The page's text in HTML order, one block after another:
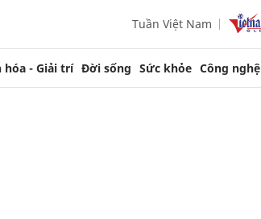
Tuần Việt Nam
hóa - Giải trí Đời sống Sức khỏe Công nghệ